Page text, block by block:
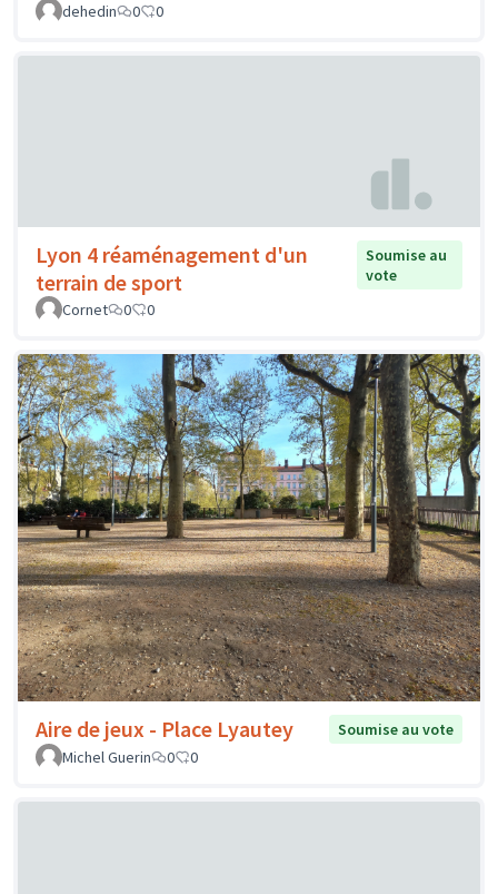
dehedin
0 0
Lyon 4 réaménagement d'un
terrain de sport
Soumise au
vote
Cornet
0 0
Aire de jeux - Place Lyautey
Soumise au vote
Michel Guerin
0 0